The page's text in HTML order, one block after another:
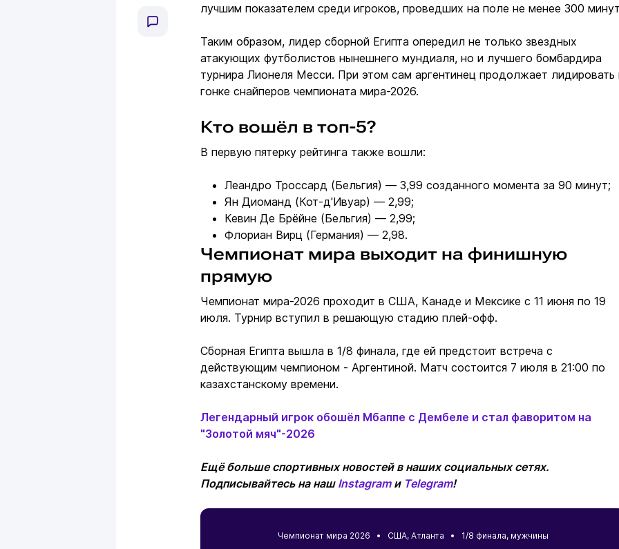
лучшим показателем среди игроков, проведших на поле не менее 300
Таким образом, лидер сборной Египта опередил не только звездных
атакующих футболистов нынешнего мундиаля, но и лучшего бомбардира
турнира Лионеля Месси. При этом сам аргентинец продолжает лидировать
гонке снайперов чемпионата мира-2026.
Кто вошёл в топ-5?
В первую пятерку рейтинга также вошли:
Леандро Троссард (Бельгия) — 3,99 созданного момента за 90 минут;
Ян Диоманд (Кот-д'Ивуар) — 2,99;
Кевин Де Брёйне (Бельгия) — 2,99;
Флориан Вирц (Германия) — 2,98.
Чемпионат мира выходит на финишную
прямую
Чемпионат мира-2026 проходит в США, Канаде и Мексике с 11 июня по 19
июля. Турнир вступил в решающую стадию плей-офф.
Сборная Египта вышла в 1/8 финала, где ей предстоит встреча с
действующим чемпионом - Аргентиной. Матч состоится 7 июля в 21:00 по
казахстанскому времени.
Легендарный игрок обошёл Мбаппе с Дембеле и стал фаворитом на
"Золотой мяч"-2026
Ещё больше спортивных новостей в наших социальных сетях.
Подписывайтесь на наш Instagramи Telegram!
Чемпионат мира 2026 • США, Атланта • 1/8 финала, мужчины